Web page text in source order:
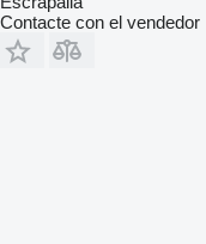
Contacte con el vendedor